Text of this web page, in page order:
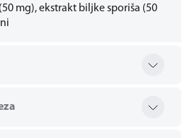
mg), ekstrakt biljke sporiša (50